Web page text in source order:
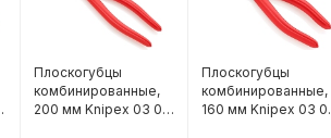
Плоскогубцы
комбинированные,
200 мм Knipex 03 01
Плоскогубцы
комбинированные,
160 мм Knipex 03 01